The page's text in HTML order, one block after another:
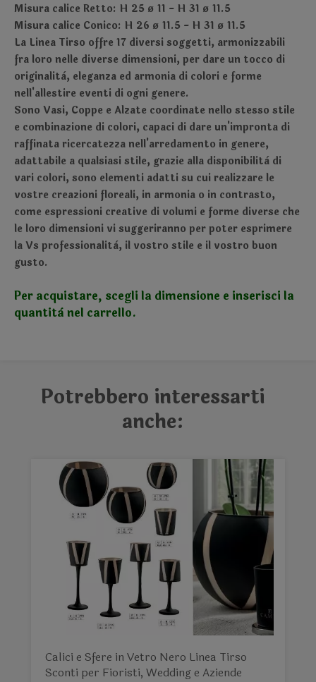
Misura calice Retto: H 25 ø 11 - H 31 ø 11.5
Misura calice Conico: H 26 ø 11.5 - H 31 ø 11.5
La Linea Tirso offre 17 diversi soggetti, armonizzabili
fra loro nelle diverse dimensioni, per dare un tocco di
originalità, eleganza ed armonia di colori e forme
nell'allestire eventi di ogni genere.
Sono Vasi, Coppe e Alzate coordinate nello stesso stile
e combinazione di colori, capaci di dare un'impronta di
raffinata ricercatezza nell'arredamento in genere,
adattabile a qualsiasi stile, grazie alla disponibilità di
vari colori, sono elementi adatti su cui realizzare le
vostre creazioni floreali, in armonia o in contrasto,
come espressioni creative di volumi e forme diverse che
le loro dimensioni vi suggeriranno per poter esprimere
la Vs professionalità, il vostro stile e il vostro buon
gusto.
Per acquistare, scegli la dimensione e inserisci la
quantità nel carrello.
Potrebbero interessarti
anche:
Calici e Sfere in Vetro Nero Linea Tirso
Sconti per Fioristi, Wedding e Aziende